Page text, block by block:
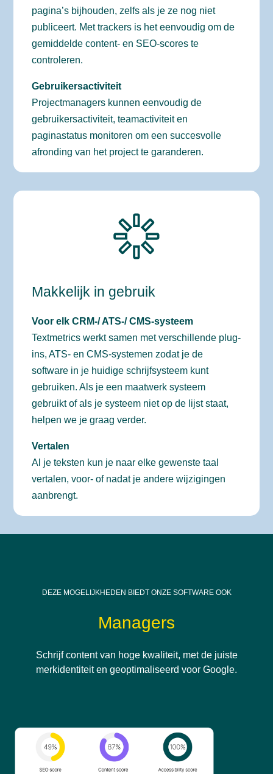
pagina’s bijhouden, zelfs als je ze nog niet
publiceert. Met trackers is het eenvoudig om de
gemiddelde content- en SEO-scores te
controleren.
Gebruikersactiviteit
Projectmanagers kunnen eenvoudig de
gebruikersactiviteit, teamactiviteit en
paginastatus monitoren om een succesvolle
afronding van het project te garanderen.
Makkelijk in gebruik
Voor elk CRM-/ ATS-/ CMS-systeem
Textmetrics werkt samen met verschillende plug-
ins, ATS- en CMS-systemen zodat je de
software in je huidige schrijfsysteem kunt
gebruiken. Als je een maatwerk systeem
gebruikt of als je systeem niet op de lijst staat,
helpen we je graag verder.
Vertalen
Al je teksten kun je naar elke gewenste taal
vertalen, voor- of nadat je andere wijzigingen
aanbrengt.
DEZE MOGELIJKHEDEN BIEDT ONZE SOFTWARE OOK
Managers
Schrijf content van hoge kwaliteit, met de juiste
merkidentiteit en geoptimaliseerd voor Google.